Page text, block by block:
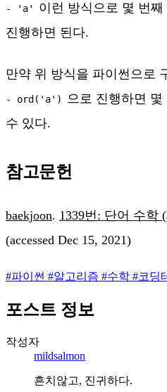
- 'a'
이런 방식으로 몇 번
진행하면 된다.
만약 위 방식을 파이썬으로
- ord('a')
으로 진행하면
수 있다.
참고문헌
baekjoon. 1339번: 단어 수학
(accessed Dec 15, 2021)
#파이썬 #알고리즘 #수학 #코딩
포스트 정보
작성자
mildsalmon
흔치않고, 진귀하다.